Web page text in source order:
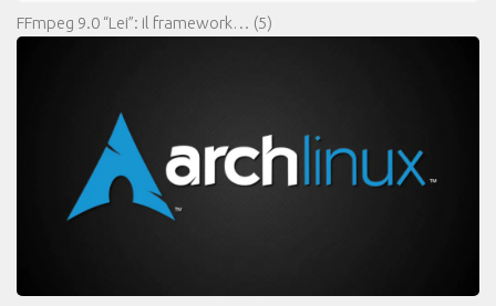
FFmpeg 9.0 “Lei”: il framework… (5)